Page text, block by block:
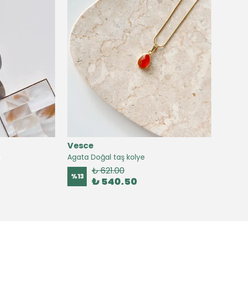
Vesce
Agata Doğal taş kolye
%13 ₺ 621.00
₺ 540.50